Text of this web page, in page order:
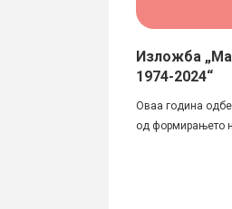
Изложба
1974-2024“
Оваа година
од формирањето